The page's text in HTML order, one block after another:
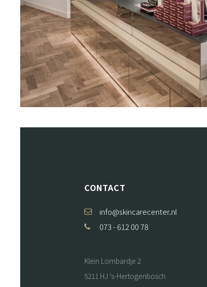
CONTACT
info@skincarecenter.nl
073 - 612 00 78
Klein Lombardje 2
5211 HJ 's-Hertogenbosch